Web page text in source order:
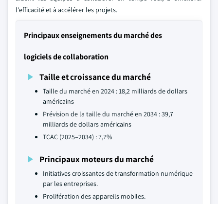
l'efficacité et à accélérer les projets.
Principaux enseignements du marché des
logiciels de collaboration
Taille et croissance du marché
Taille du marché en 2024 : 18,2 milliards de dollars
américains
Prévision de la taille du marché en 2034 : 39,7
milliards de dollars américains
TCAC (2025–2034) : 7,7%
Principaux moteurs du marché
Initiatives croissantes de transformation numérique
par les entreprises.
Prolifération des appareils mobiles.